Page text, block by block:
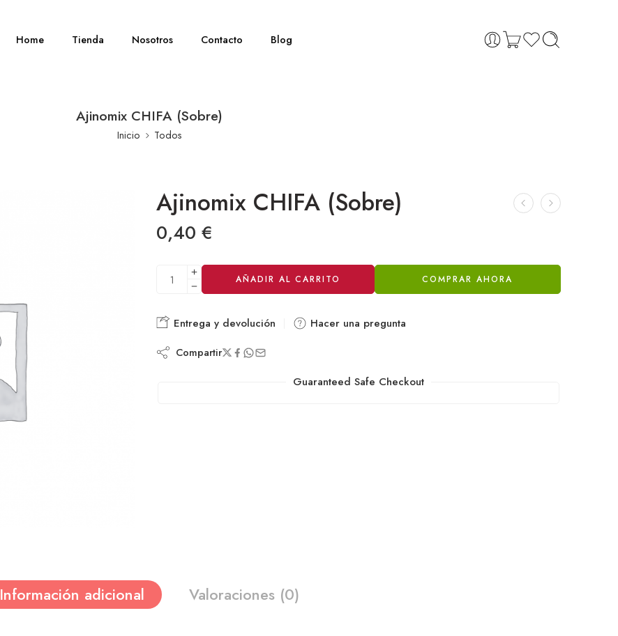
Home Tienda Nosotros Contacto Blog
Ajinomix CHIFA (Sobre)
Inicio Todos
Ajinomix CHIFA (Sobre)
0,40 €
AÑADIR AL CARRITO COMPRAR AHORA
Alternative:
Entrega y devolución Hacer una pregunta
Compartir
Guaranteed Safe Checkout
Información adicional Valoraciones (0)